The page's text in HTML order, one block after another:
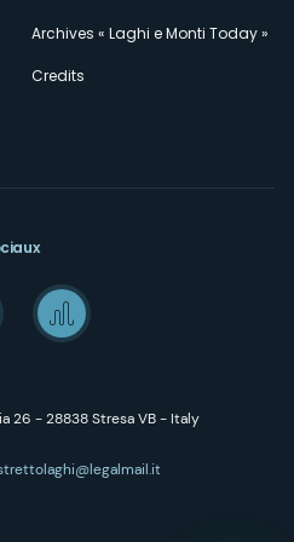
Archives « Laghi e Monti Today »
Credits
26 - 28838 Stresa VB - Italy